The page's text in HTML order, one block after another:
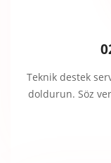
Teknik destek
doldurun. Söz